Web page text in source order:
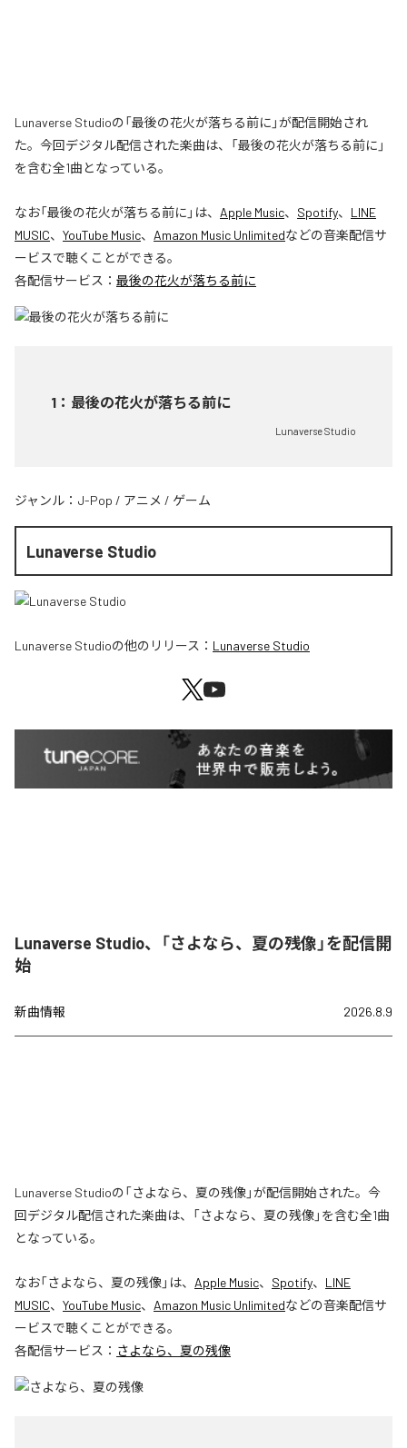
Lunaverse Studioの「最後の花火が落ちる前に」が配信開始され
た。今回デジタル配信された楽曲は、「最後の花火が落ちる前に」
を含む全1曲となっている。
なお「最後の花火が落ちる前に 」は、 Apple Music、 Spotify、 LINE
MUSIC、 YouTube Music、 Amazon Music Unlimitedなどの音楽配信サ
ービスで聴くことができる。
各配信サービス： 最後の花火が落ちる前に
1 ： 最後の花火が落ちる前に
Lunaverse Studio
ジャンル： J-Pop / アニメ / ゲーム
Lunaverse Studio
Lunaverse Studioの他のリリース： Lunaverse Studio
Lunaverse Studio、「さよなら、夏の残像」を配信開
始
新曲情報 2026.8.9
Lunaverse Studioの「さよなら、夏の残像」が配信開始された。今
回デジタル配信された楽曲は、「さよなら、夏の残像」を含む全1曲
となっている。
なお「さよなら、夏の残像」は、 Apple Music、 Spotify、 LINE
MUSIC、 YouTube Music、 Amazon Music Unlimitedなどの音楽配信サ
ービスで聴くことができる。
各配信サービス： さよなら、夏の残像